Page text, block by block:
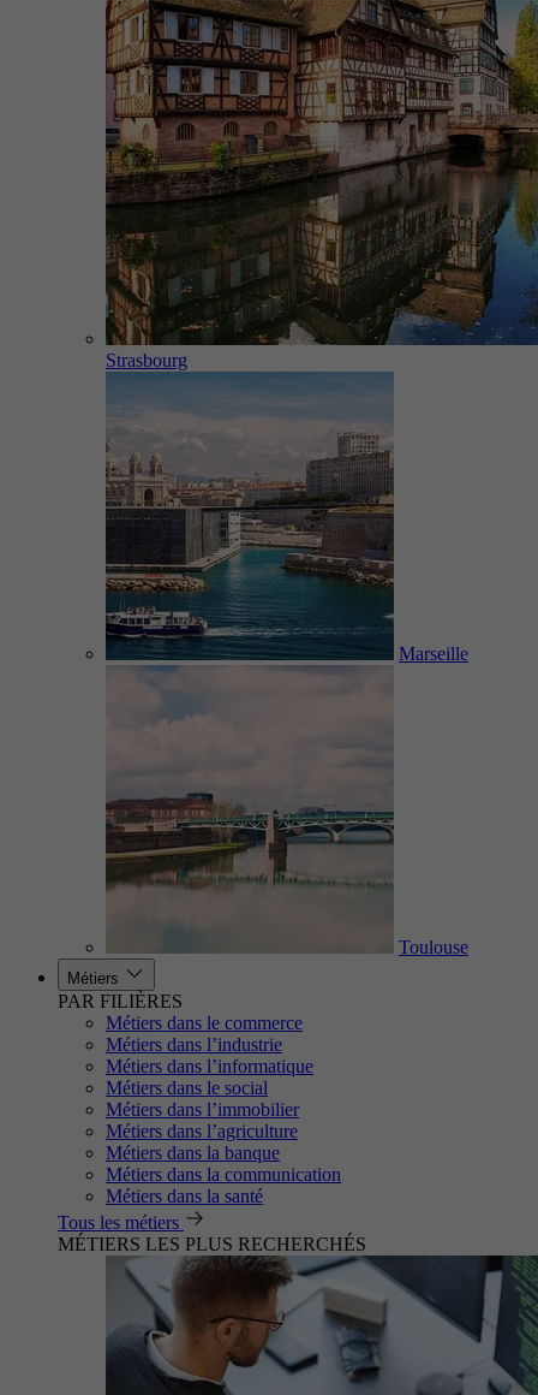
Strasbourg
Marseille
Toulouse
Métiers
PAR FILIÈRES
Métiers dans le commerce
Métiers dans l’industrie
Métiers dans l’informatique
Métiers dans le social
Métiers dans l’immobilier
Métiers dans l’agriculture
Métiers dans la banque
Métiers dans la communication
Métiers dans la santé
Tous les métiers
MÉTIERS LES PLUS RECHERCHÉS